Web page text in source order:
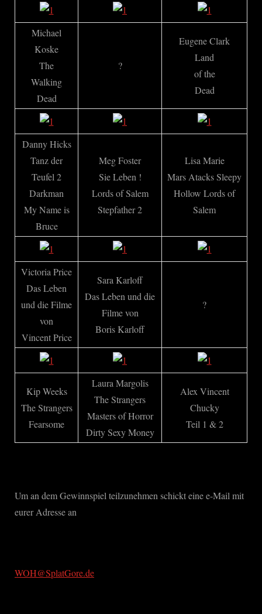
Michael
Koske
The
Walking
Dead
?
Eugene Clark
Land
of the
Dead
Danny Hicks
Tanz der
Teufel 2
Darkman
My Name is
Bruce
Meg Foster
Sie Leben !
Lords of Salem
Stepfather 2
Lisa Marie
Mars Atacks Sleepy
Hollow Lords of
Salem
Victoria Price
Das Leben
und die Filme
von
Vincent Price
Sara Karloff
Das Leben und die
Filme von
Boris Karloff
?
Kip Weeks
The Strangers
Fearsome
Laura Margolis
The Strangers
Masters of Horror
Dirty Sexy Money
Alex Vincent
Chucky
Teil 1 & 2
Um an dem Gewinnspiel teilzunehmen schickt eine e-Mail mit
eurer Adresse an
WOH@SplatGore.de